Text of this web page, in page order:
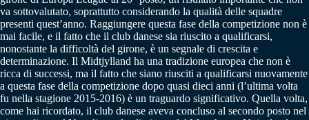
va sottovalutato, soprattutto considerando la qualità delle squadre
presenti quest’anno. Raggiungere questa fase della competizione non è
mai facile, e il fatto che il club danese sia riuscito a qualificarsi,
nonostante la difficoltà del girone, è un segnale di crescita e
determinazione. Il Midtjylland ha una tradizione europea che non è
ricca di successi, ma il fatto che siano riusciti a qualificarsi nuovamente
a questa fase della competizione dopo quasi dieci anni (l’ultima volta
fu nella stagione 2015-2016) è un traguardo significativo. Quella volta,
come hai ricordato, il club danese aveva concluso al secondo posto nel